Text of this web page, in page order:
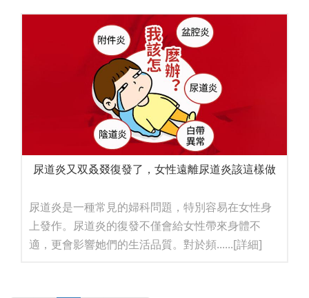
尿道炎又双叒叕復發了，女性遠離尿道炎該這樣做
尿道炎是一種常見的婦科問題，特別容易在女性身
上發作。尿道炎的復發不僅會給女性帶來身體不
適，更會影響她們的生活品質。對於頻......[詳細]